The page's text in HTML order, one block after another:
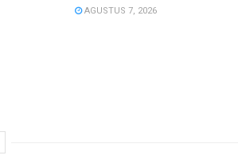
AGUSTUS 7, 2026